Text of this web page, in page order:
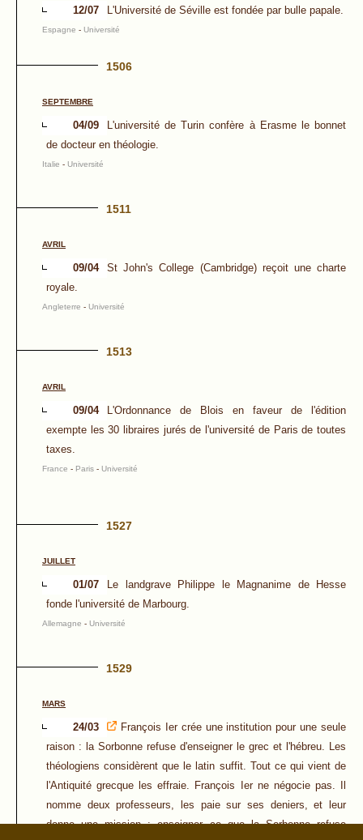
12/07 L'Université de Séville est fondée par bulle papale.
Espagne - Université
1506
SEPTEMBRE
04/09
L'université de Turin confère à Erasme le bonnet
de docteur en théologie.
Italie - Université
1511
AVRIL
09/04
St John's College (Cambridge) reçoit une charte
royale.
Angleterre - Université
1513
AVRIL
09/04
L'Ordonnance de Blois en faveur de l'édition
exempte les 30 libraires jurés de l'université de Paris de toutes
taxes.
France - Paris - Université
1527
JUILLET
01/07
Le landgrave Philippe le Magnanime de Hesse
fonde l'université de Marbourg.
Allemagne - Université
1529
MARS
24/03
François Ier crée une institution pour une seule
raison : la Sorbonne refuse d'enseigner le grec et l'hébreu. Les
théologiens considèrent que le latin suffit. Tout ce qui vient de
l'Antiquité grecque les effraie. François Ier ne négocie pas. Il
nomme deux professeurs, les paie sur ses deniers, et leur
donne une mission : enseigner ce que la Sorbonne refuse